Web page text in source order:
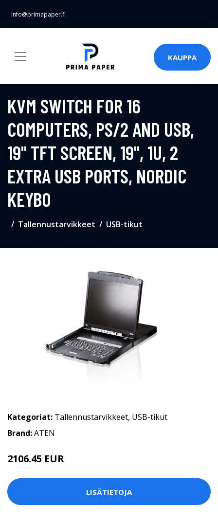
info@primapaper.fi
KAUPPA
KVM SWITCH FOR 16
COMPUTERS, PS/2 AND USB,
19" TFT SCREEN, 19", 1U, 2
EXTRA USB PORTS, NORDIC
KEYBO
Tallennustarvikkeet USB-tikut
Kategoriat: Tallennustarvikkeet, USB-tikut
Brand:ATEN
2106.45 EUR
LISÄTIETOJA